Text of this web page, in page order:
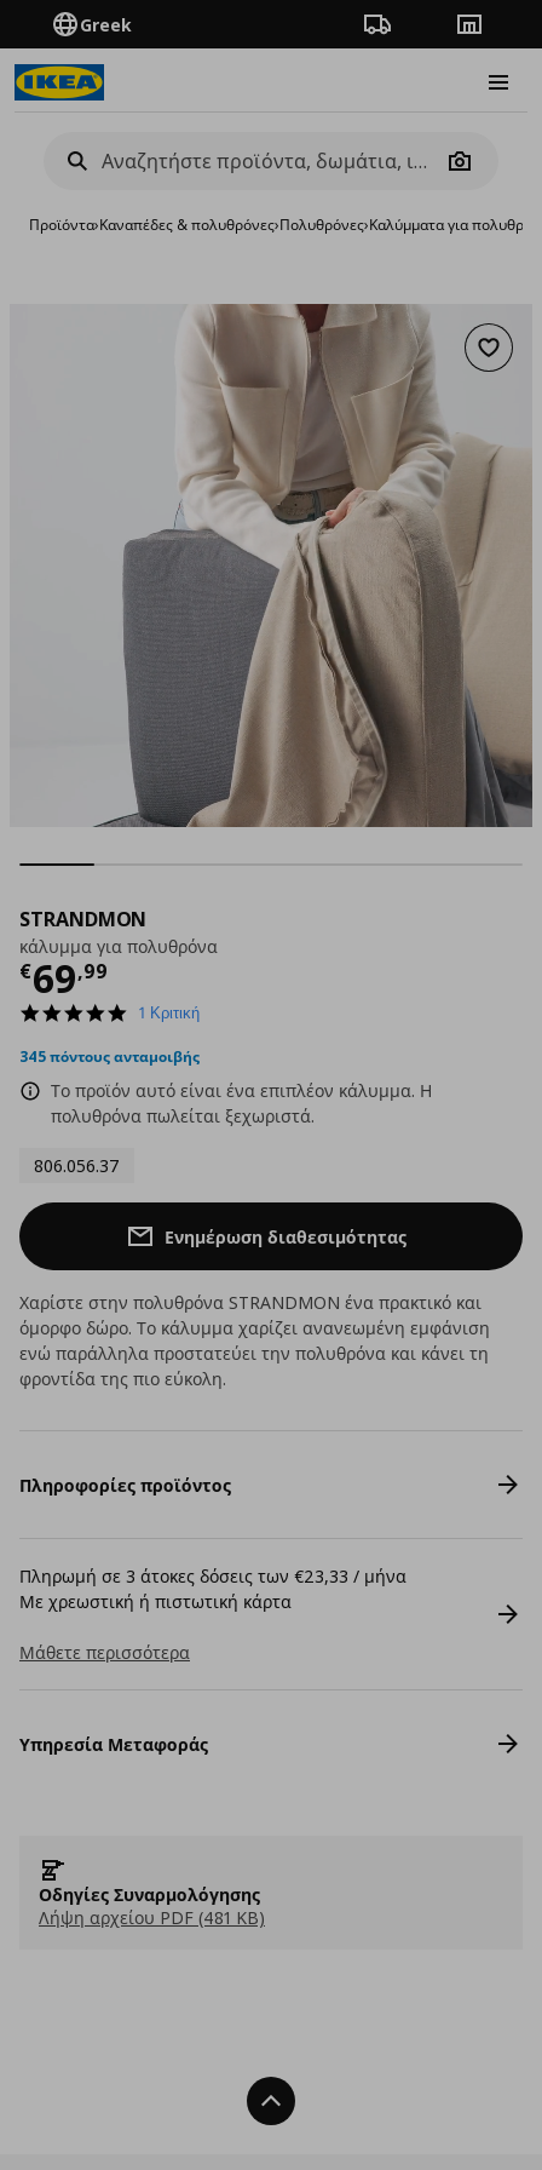
Greek Πορεία παραγγελίας
Camera
Προϊόντα›Καναπέδες & πολυθρόνες›Πολυθρόνες›Καλύμματα για
STRANDMON
κάλυμμα για πολυθρόνα
€69,99
Τρέχουσα τιμή
5.0
rating
1 Κριτική
345 πόντους ανταμοιβής
Το προϊόν αυτό είναι ένα επιπλέον κάλυμμα. Η
πολυθρόνα πωλείται ξεχωριστά.
806.056.37
Ενημέρωση διαθεσιμότητας
Χαρίστε στην πολυθρόνα STRANDMON ένα πρακτικό και
όμορφο δώρο. Το κάλυμμα χαρίζει ανανεωμένη εμφάνιση
ενώ παράλληλα προστατεύει την πολυθρόνα και κάνει τη
φροντίδα της πιο εύκολη.
Πληροφορίες προϊόντος
Πληρωμή σε 3 άτοκες δόσεις των €23,33 / μήνα
Με χρεωστική ή πιστωτική κάρτα
Μάθετε περισσότερα
Υπηρεσία Μεταφοράς
Οδηγίες Συναρμολόγησης
Λήψη αρχείου PDF (481 KB)
Back To Top